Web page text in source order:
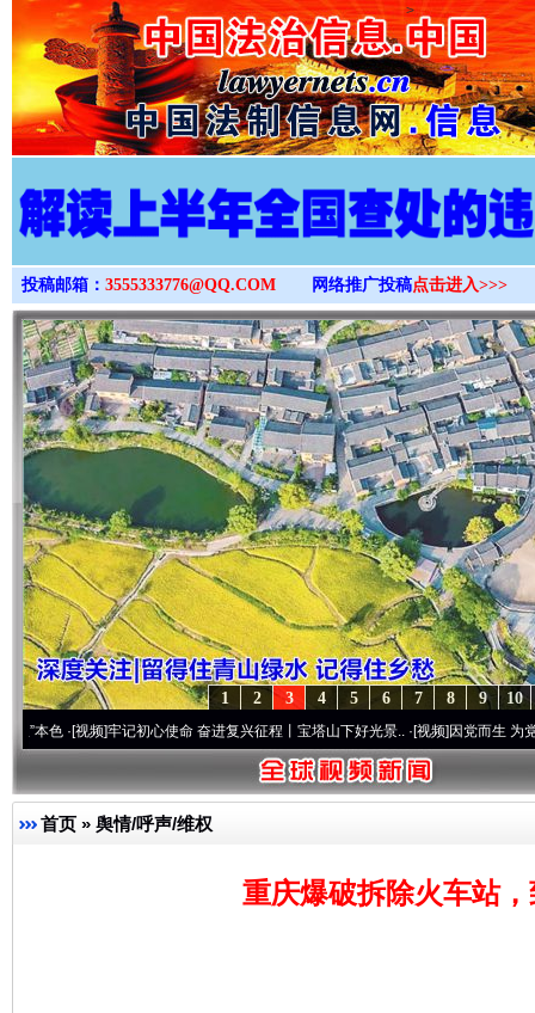
>
投稿邮箱： 3555333776@QQ.COM 网络推广投稿点击进入>>>
10
9
8
7
6
5
4
3
2
1
牢记初心使命 奋进复兴征程丨宝塔山下好光景..·[视频]因党而生 为党而战——百
首页 » 舆情/呼声/维权
重庆爆破拆除火车站